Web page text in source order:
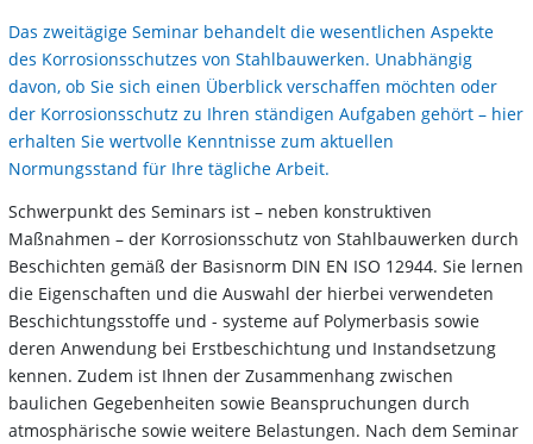
Das zweitägige Seminar behandelt die wesentlichen Aspekte
des Korrosionsschutzes von Stahlbauwerken. Unabhängig
davon, ob Sie sich einen Überblick verschaffen möchten oder
der Korrosionsschutz zu Ihren ständigen Aufgaben gehört – hier
erhalten Sie wertvolle Kenntnisse zum aktuellen
Normungsstand für Ihre tägliche Arbeit.
Schwerpunkt des Seminars ist – neben konstruktiven
Maßnahmen – der Korrosionsschutz von Stahlbauwerken durch
Beschichten gemäß der Basisnorm DIN EN ISO 12944. Sie lernen
die Eigenschaften und die Auswahl der hierbei verwendeten
Beschichtungsstoffe und - systeme auf Polymerbasis sowie
deren Anwendung bei Erstbeschichtung und Instandsetzung
kennen. Zudem ist Ihnen der Zusammenhang zwischen
baulichen Gegebenheiten sowie Beanspruchungen durch
atmosphärische sowie weitere Belastungen. Nach dem Seminar